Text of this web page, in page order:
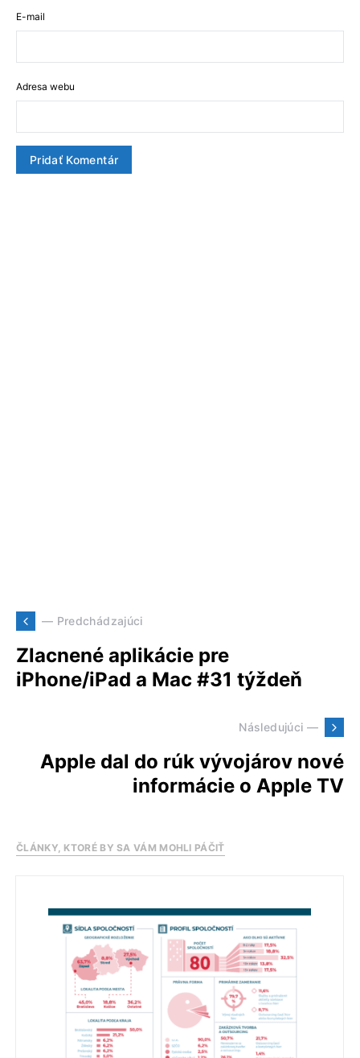
E-mail
Adresa webu
— Predchádzajúci
Zlacnené aplikácie pre
iPhone/iPad a Mac #31 týždeň
Následujúci —
Apple dal do rúk vývojárov nové
informácie o Apple TV
ČLÁNKY, KTORÉ BY SA VÁM MOHLI PÁČIŤ